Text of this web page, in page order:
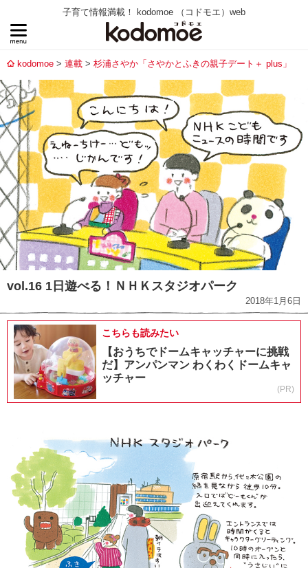
子育て情報満載！ kodomoe （コドモエ）web
kodomoe 連載 杉浦さやか「さやかとふきの親子デート＋ plus」
vol.16 1日遊べる！ＮＨＫスタジオパーク
2018年1月6日
こちらも読みたい
【おうちでドームキャッチャーに挑戦
だ】アンパンマン わくわくドームキャ
ッチャー
(PR)